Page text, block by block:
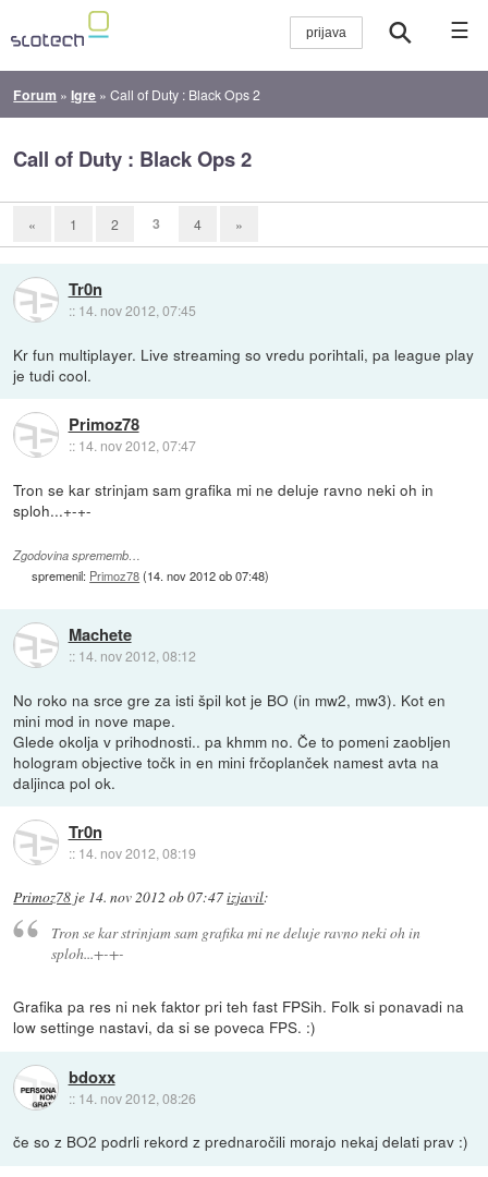
☰
Forum »Igre »Call of Duty : Black Ops 2
Call of Duty : Black Ops 2
« 1 2 3 4 »
Tr0n
:: 14. nov 2012, 07:45
Kr fun multiplayer. Live streaming so vredu porihtali, pa league play
je tudi cool.
Primoz78
:: 14. nov 2012, 07:47
Tron se kar strinjam sam grafika mi ne deluje ravno neki oh in
sploh...+-+-
Zgodovina sprememb…
spremenil: Primoz78(14. nov 2012 ob 07:48)
Machete
:: 14. nov 2012, 08:12
No roko na srce gre za isti špil kot je BO (in mw2, mw3). Kot en
mini mod in nove mape.
Glede okolja v prihodnosti.. pa khmm no. Če to pomeni zaobljen
hologram objective točk in en mini frčoplanček namest avta na
daljinca pol ok.
Tr0n
:: 14. nov 2012, 08:19
Primoz78 je 14. nov 2012 ob 07:47izjavil:
Tron se kar strinjam sam grafika mi ne deluje ravno neki oh in
sploh...+-+-
Grafika pa res ni nek faktor pri teh fast FPSih. Folk si ponavadi na
low settinge nastavi, da si se poveca FPS. :)
bdoxx
:: 14. nov 2012, 08:26
če so z BO2 podrli rekord z prednaročili morajo nekaj delati prav :)